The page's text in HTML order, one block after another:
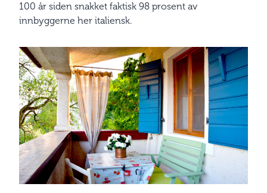
100 år siden snakket faktisk 98 prosent av
innbyggerne her italiensk.